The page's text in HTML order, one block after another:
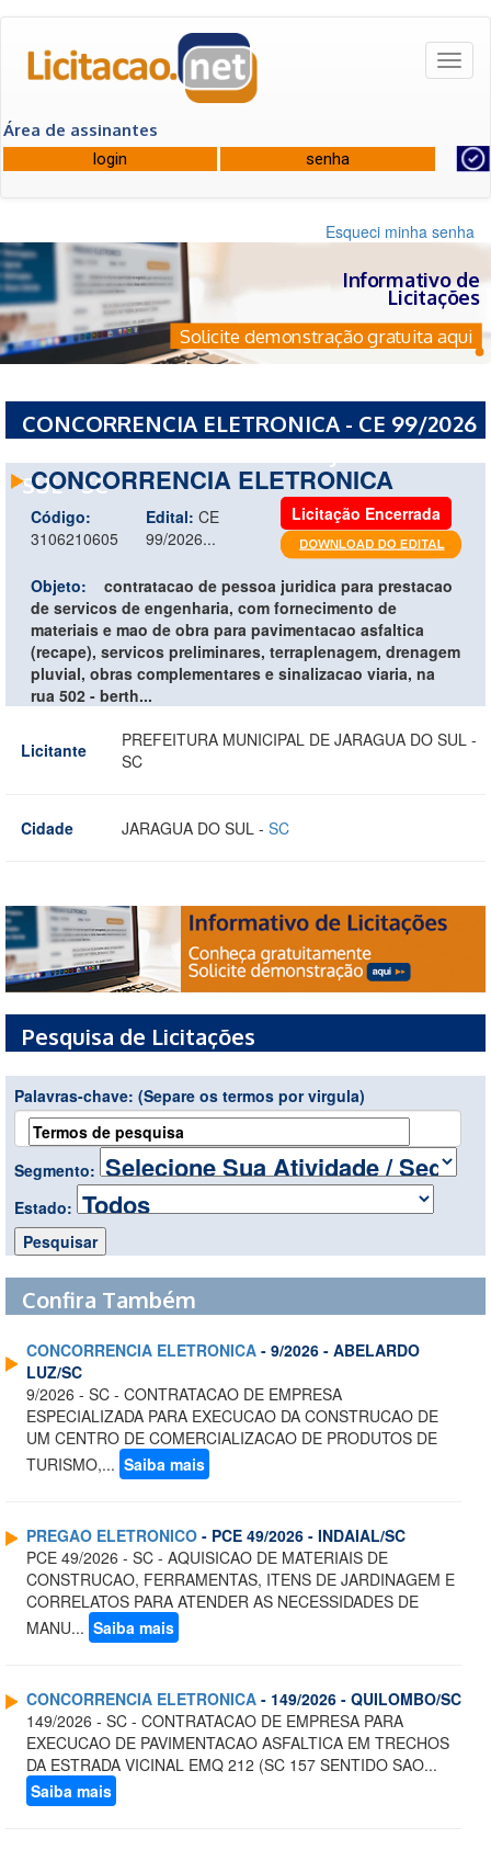
Área de assinantes
Esqueci minha senha
Informativo de
Licitações
Solicite demonstração gratuita aqui
CONCORRENCIA ELETRONICA - CE 99/2026
SUL - SC
CONCORRENCIA ELETRONICA
Código:
3106210605
Edital: CE
99/2026...
Licitação Encerrada
Objeto:
contratacao de pessoa juridica para prestacao
de servicos de engenharia, com fornecimento de
materiais e mao de obra para pavimentacao asfaltica
(recape), servicos preliminares, terraplenagem, drenagem
pluvial, obras complementares e sinalizacao viaria, na
rua 502 - berth...
Licitante
PREFEITURA MUNICIPAL DE JARAGUA DO SUL -
SC
Cidade JARAGUA DO SUL - SC
Pesquisa de Licitações
Palavras-chave: (Separe os termos por virgula)
Segmento:
Estado:
Confira Também
CONCORRENCIA ELETRONICA - 9/2026 - ABELARDO
LUZ/SC
9/2026 - SC - CONTRATACAO DE EMPRESA
ESPECIALIZADA PARA EXECUCAO DA CONSTRUCAO DE
UM CENTRO DE COMERCIALIZACAO DE PRODUTOS DE
TURISMO,... Saiba mais
PREGAO ELETRONICO - PCE 49/2026 - INDAIAL/SC
PCE 49/2026 - SC - AQUISICAO DE MATERIAIS DE
CONSTRUCAO, FERRAMENTAS, ITENS DE JARDINAGEM E
CORRELATOS PARA ATENDER AS NECESSIDADES DE
MANU... Saiba mais
CONCORRENCIA ELETRONICA - 149/2026 - QUILOMBO/SC
149/2026 - SC - CONTRATACAO DE EMPRESA PARA
EXECUCAO DE PAVIMENTACAO ASFALTICA EM TRECHOS
DA ESTRADA VICINAL EMQ 212 (SC 157 SENTIDO SAO...
Saiba mais